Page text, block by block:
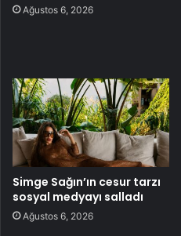
Ağustos 6, 2026
Simge Sağın’ın cesur tarzı
sosyal medyayı salladı
Ağustos 6, 2026